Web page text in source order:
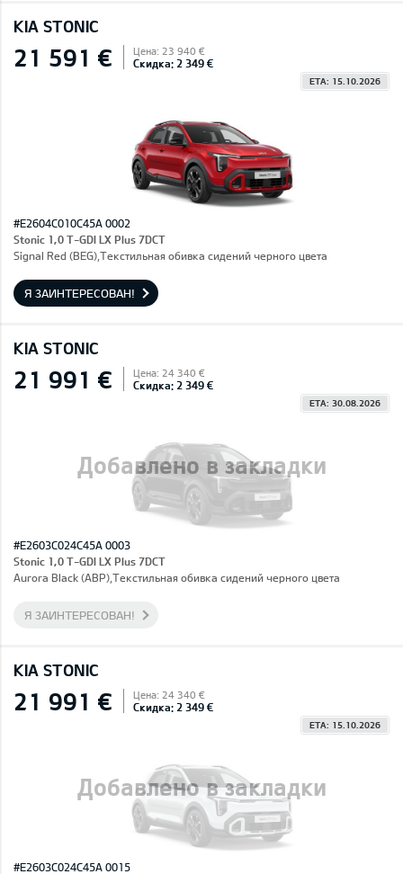
KIA STONIC
21 591 € Цена: 23 940 €
Скидка: 2 349 €
ETA: 15.10.2026
#E2604C010C45A 0002
Stonic 1,0 T-GDI LX Plus 7DCT
Signal Red (BEG),Текстильная обивка сидений черного цвета
Я ЗАИНТЕРЕСОВАН!
KIA STONIC
Добавлено в закладки
21 991 € Цена: 24 340 €
Скидка: 2 349 €
ETA: 30.08.2026
#E2603C024C45A 0003
Stonic 1,0 T-GDI LX Plus 7DCT
Aurora Black (ABP),Текстильная обивка сидений черного цвета
Я ЗАИНТЕРЕСОВАН!
KIA STONIC
Добавлено в закладки
21 991 € Цена: 24 340 €
Скидка: 2 349 €
ETA: 15.10.2026
#E2603C024C45A 0015